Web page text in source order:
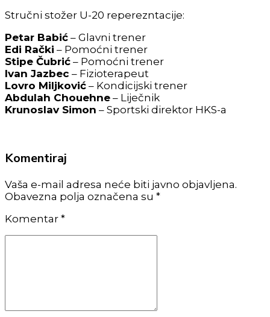
Stručni stožer U-20 reperezntacije:
Petar Babić – Glavni trener
Edi Rački – Pomoćni trener
Stipe Čubrić – Pomoćni trener
Ivan Jazbec – Fizioterapeut
Lovro Miljković – Kondicijski trener
Abdulah Chouehne – Liječnik
Krunoslav Simon – Sportski direktor HKS-a
Komentiraj
Vaša e-mail adresa neće biti javno objavljena.
Obavezna polja označena su *
Komentar *